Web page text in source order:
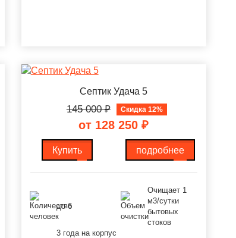
Септик Удача 5
145 000₽ Скидка 12%
от 128 250 ₽
Купить подробнее
до 6
Очищает 1
м3/сутки
бытовых
стоков
3 года на корпус